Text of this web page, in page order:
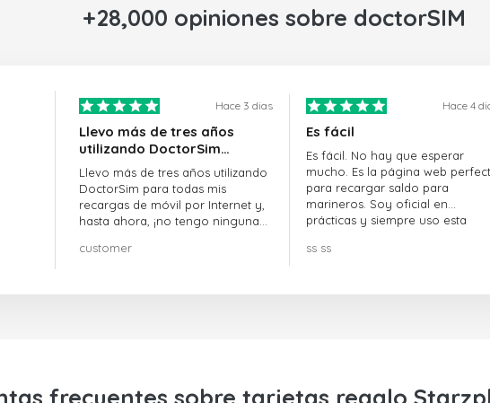
+28,000 opiniones sobre doctorSIM
Hace 3 dias
Llevo más de tres años
utilizando DoctorSim…
Llevo más de tres años utilizando
DoctorSim para todas mis
recargas de móvil por Internet y,
hasta ahora, ¡no tengo ninguna
customer
Hace 4
Es fácil
Es fácil. No hay que esperar
mucho. Es la página web
para recargar saldo para
marineros. Soy oficial en
prácticas y siempre uso esta
ss ss
frecuentes sobre tarjetas regalo